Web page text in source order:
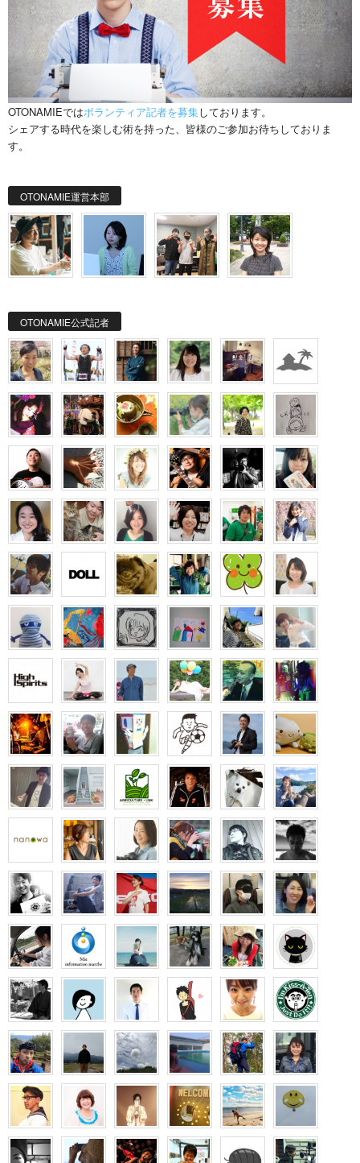
OTONAMIEではボランティア記者を募集しております。
シェアする時代を楽しむ術を持った、皆様のご参加お待ちしておりま
す。
OTONAMIE運営本部
OTONAMIE公式記者